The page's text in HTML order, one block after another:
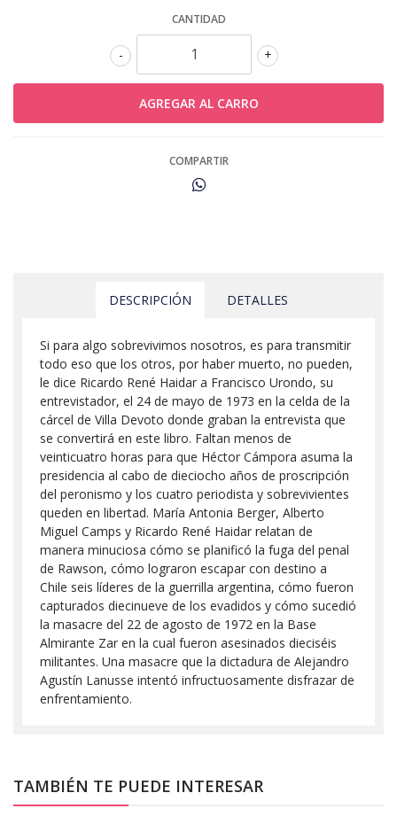
CANTIDAD
+
-
COMPARTIR
DESCRIPCIÓN DETALLES
Si para algo sobrevivimos nosotros, es para transmitir
todo eso que los otros, por haber muerto, no pueden,
le dice Ricardo René Haidar a Francisco Urondo, su
entrevistador, el 24 de mayo de 1973 en la celda de la
cárcel de Villa Devoto donde graban la entrevista que
se convertirá en este libro. Faltan menos de
veinticuatro horas para que Héctor Cámpora asuma la
presidencia al cabo de dieciocho años de proscripción
del peronismo y los cuatro periodista y sobrevivientes
queden en libertad. María Antonia Berger, Alberto
Miguel Camps y Ricardo René Haidar relatan de
manera minuciosa cómo se planificó la fuga del penal
de Rawson, cómo lograron escapar con destino a
Chile seis líderes de la guerrilla argentina, cómo fueron
capturados diecinueve de los evadidos y cómo sucedió
la masacre del 22 de agosto de 1972 en la Base
Almirante Zar en la cual fueron asesinados dieciséis
militantes. Una masacre que la dictadura de Alejandro
Agustín Lanusse intentó infructuosamente disfrazar de
enfrentamiento.
TAMBIÉN TE PUEDE INTERESAR